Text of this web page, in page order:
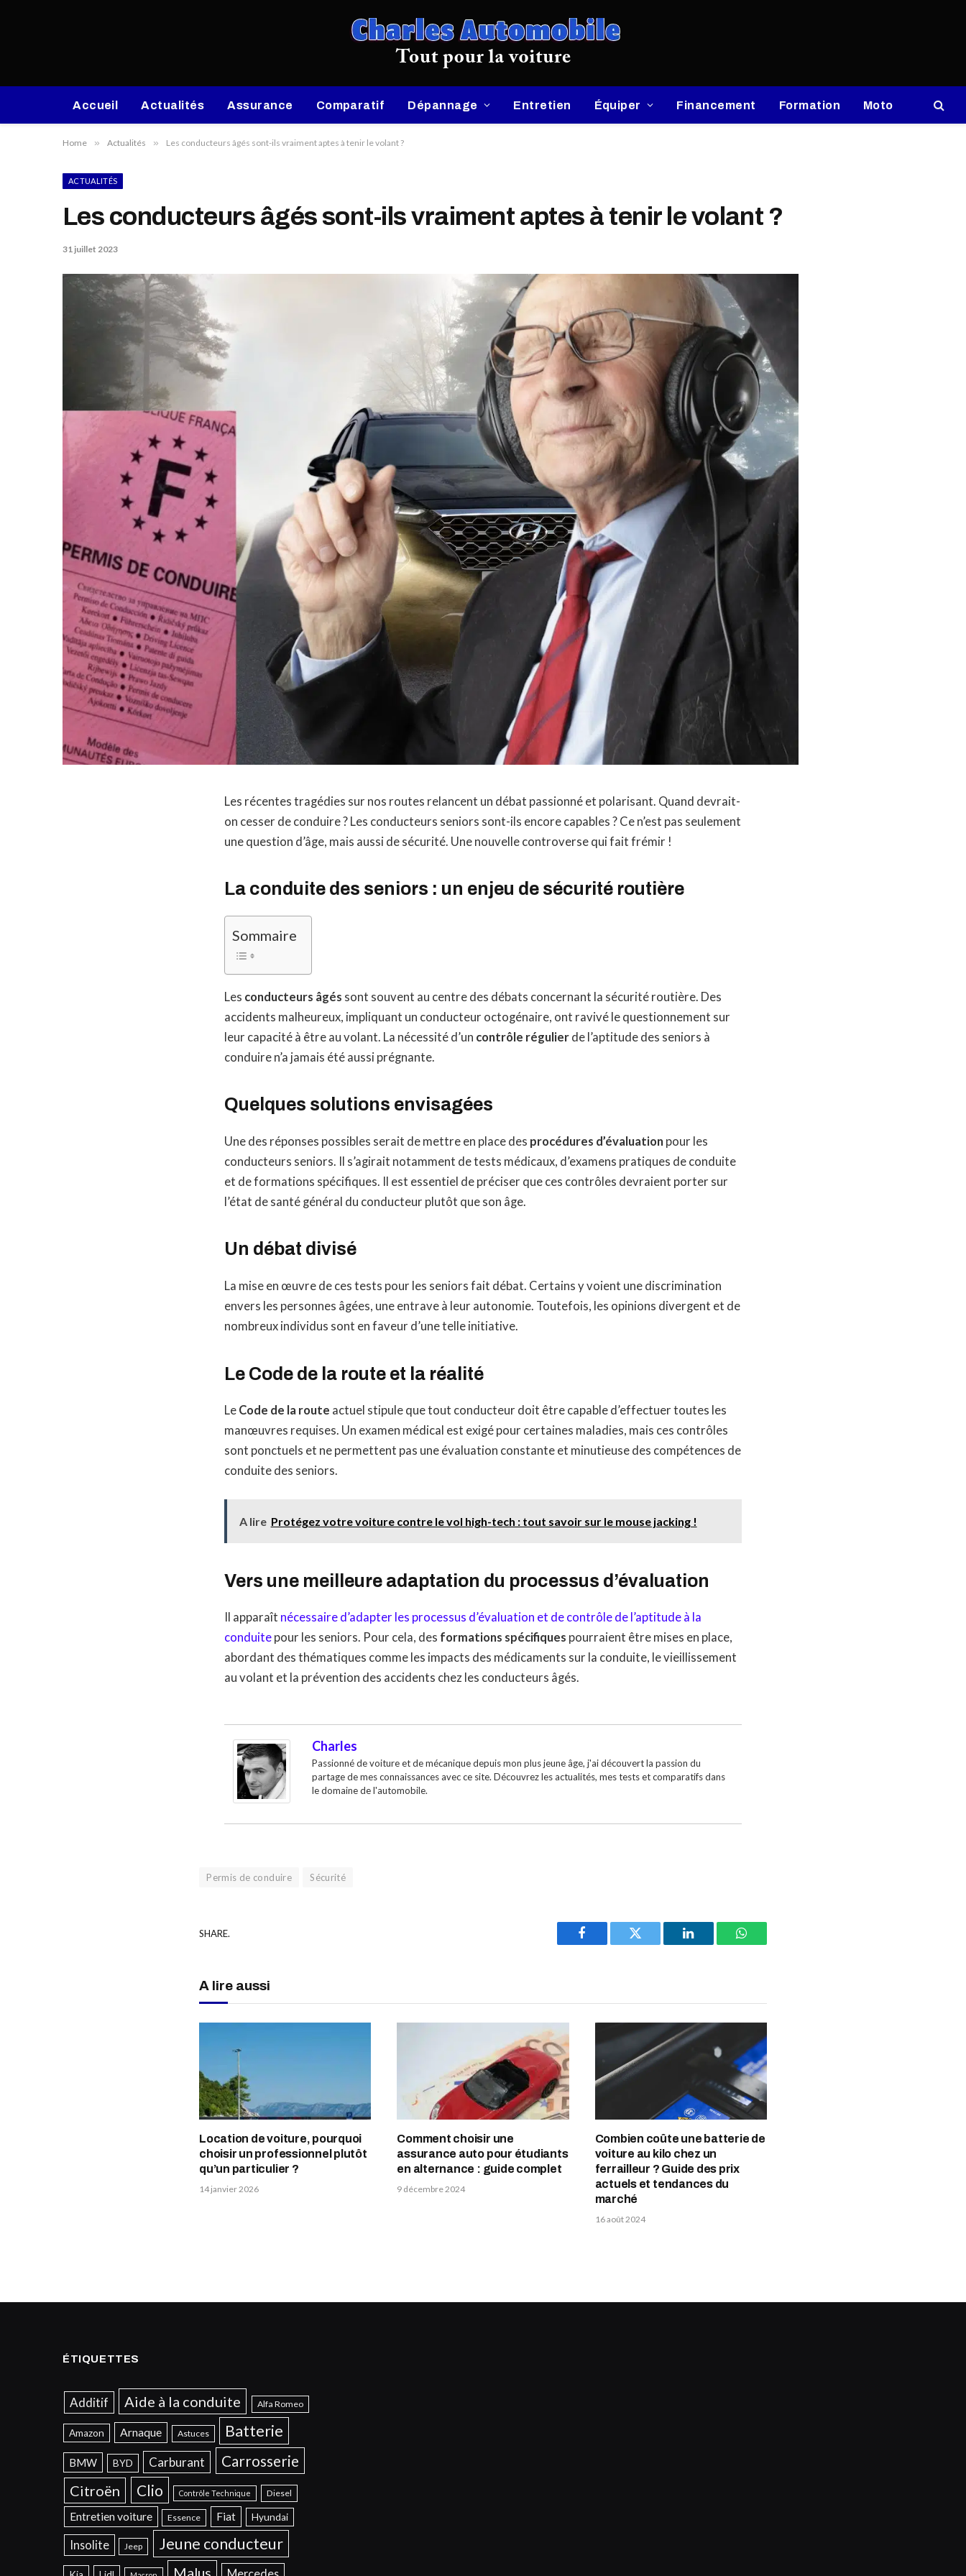
Accueil Actualités Assurance Comparatif Dépannage Entretien Équiper Financement Formation Moto
Home » Actualités » Les conducteurs âgés sont-ils vraiment aptes à tenir le volant ?
ACTUALITÉS
Les conducteurs âgés sont-ils vraiment aptes à tenir le volant ?
31 juillet 2023
Les récentes tragédies sur nos routes relancent un débat passionné et polarisant. Quand devrait-
on cesser de conduire ? Les conducteurs seniors sont-ils encore capables ? Ce n’est pas seulement
une question d’âge, mais aussi de sécurité. Une nouvelle controverse qui fait frémir !
La conduite des seniors : un enjeu de sécurité routière
Sommaire
Les conducteurs âgés sont souvent au centre des débats concernant la sécurité routière. Des
accidents malheureux, impliquant un conducteur octogénaire, ont ravivé le questionnement sur
leur capacité à être au volant. La nécessité d’un contrôle régulier de l’aptitude des seniors à
conduire n’a jamais été aussi prégnante.
Quelques solutions envisagées
Une des réponses possibles serait de mettre en place des procédures d’évaluation pour les
conducteurs seniors. Il s’agirait notamment de tests médicaux, d’examens pratiques de conduite
et de formations spécifiques. Il est essentiel de préciser que ces contrôles devraient porter sur
l’état de santé général du conducteur plutôt que son âge.
Un débat divisé
La mise en œuvre de ces tests pour les seniors fait débat. Certains y voient une discrimination
envers les personnes âgées, une entrave à leur autonomie. Toutefois, les opinions divergent et de
nombreux individus sont en faveur d’une telle initiative.
Le Code de la route et la réalité
Le Code de la route actuel stipule que tout conducteur doit être capable d’effectuer toutes les
manœuvres requises. Un examen médical est exigé pour certaines maladies, mais ces contrôles
sont ponctuels et ne permettent pas une évaluation constante et minutieuse des compétences de
conduite des seniors.
A lire Protégez votre voiture contre le vol high-tech : tout savoir sur le mouse jacking !
Vers une meilleure adaptation du processus d’évaluation
Il apparaît nécessaire d’adapter les processus d’évaluation et de contrôle de l’aptitude à la
conduite pour les seniors. Pour cela, des formations spécifiques pourraient être mises en place,
abordant des thématiques comme les impacts des médicaments sur la conduite, le vieillissement
au volant et la prévention des accidents chez les conducteurs âgés.
Charles
Passionné de voiture et de mécanique depuis mon plus jeune âge, j'ai découvert la passion du
partage de mes connaissances avec ce site. Découvrez les actualités, mes tests et comparatifs dans
le domaine de l'automobile.
Permis de conduire Sécurité
SHARE.
Facebook Twitter LinkedIn WhatsApp
A lire aussi
Location de voiture, pourquoi
choisir un professionnel plutôt
qu’un particulier ?
14 janvier 2026
Comment choisir une
assurance auto pour étudiants
en alternance : guide complet
9 décembre 2024
Combien coûte une batterie de
voiture au kilo chez un
ferrailleur ? Guide des prix
actuels et tendances du
marché
16 août 2024
ÉTIQUETTES
Additif Aide à la conduite Alfa Romeo
Amazon Arnaque Astuces Batterie
BMW BYD Carburant Carrosserie
Citroën Clio Contrôle Technique Diesel
Entretien voiture Essence Fiat Hyundai
Insolite Jeep Jeune conducteur
Malus